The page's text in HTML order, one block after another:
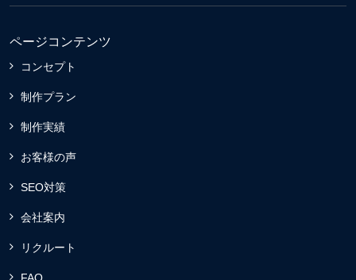
ページコンテンツ
コンセプト
制作プラン
制作実績
お客様の声
SEO対策
会社案内
リクルート